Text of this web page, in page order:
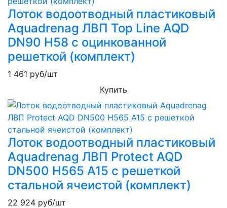
Лоток водоотводный пластиковый
Aquadrenag ЛВП Top Line AQD
DN90 H58 с оцинкованной
решеткой (комплект)
1 461 руб/шт
Купить
Лоток водоотводный пластиковый
Aquadrenag ЛВП Protect AQD
DN500 H565 А15 с решеткой
стальной ячеистой (комплект)
22 924 руб/шт